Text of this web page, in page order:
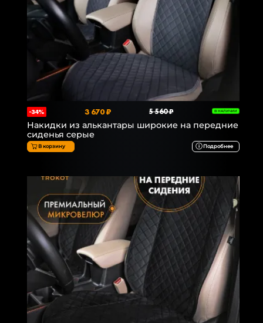
-34% 3 670 ₽ 5 560 ₽ В НАЛИЧИИ
Накидки из алькантары широкие на передние
сиденья серые
В корзину Подробнее